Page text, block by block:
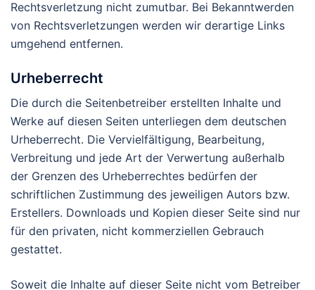
Rechtsverletzung nicht zumutbar. Bei Bekanntwerden
von Rechtsverletzungen werden wir derartige Links
umgehend entfernen.
Urheberrecht
Die durch die Seitenbetreiber erstellten Inhalte und
Werke auf diesen Seiten unterliegen dem deutschen
Urheberrecht. Die Vervielfältigung, Bearbeitung,
Verbreitung und jede Art der Verwertung außerhalb
der Grenzen des Urheberrechtes bedürfen der
schriftlichen Zustimmung des jeweiligen Autors bzw.
Erstellers. Downloads und Kopien dieser Seite sind nur
für den privaten, nicht kommerziellen Gebrauch
gestattet.
Soweit die Inhalte auf dieser Seite nicht vom Betreiber